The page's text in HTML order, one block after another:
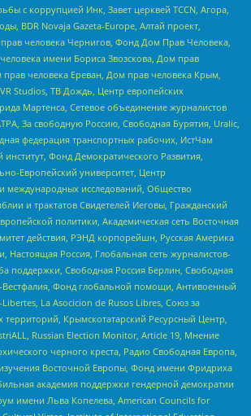
с коррупцией Инк, Завет церквей TCCN, Агора,
BDR Novaja Gazeta-Europe, Алтай проект,
человека Чернигов, Фонд Дом Прав Человека,
имени Бориса Звозскова, Дом прав
человека Ереван, Дом прав человека Крым,
Studios, ТВ Дождь, Центр европейских
Мартенса, Сетевое объединение журналистов
За свободную Россию, Свободная Бурятия, Uralic,
федерация транспортных рабочих, ИстЧам
Фонд Демократического Развития,
Европейский университет, Центр
международных исследований, Общество
и трактатов Свидетелей Иеговы, Гражданский
политики, Академическая сеть Восточная
действия, РЭНД корпорейшн, Русская Америка
Настоящая Россия, Глобальная сеть журналистов-
поддержки, Свободная Россия Берлин, Свободная
Вестфалия, Фонд глобальной помощи, Антивоенный
La Asocicion de Rusos Libres, Союз за
Крымскотатарский Ресурсный Центр,
Russian Election Monitor, Article 19, Мнение
черного креста, Радио Свободная Европа,
Восточной Европы, Фонд имени Фридриха
академия поддержки гендерной демократии
имени Льва Копелева, American Councils for